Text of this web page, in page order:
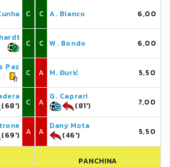
C
C
Paz
C
(68')
C
(69')
A
C A. Bianco 6,00
C W. Bondo 6,00
A M. Đurić 5,50
A
G. Caprari
(81')
7,00
A
Dany Mota
(46')
5,50
PANCHINA